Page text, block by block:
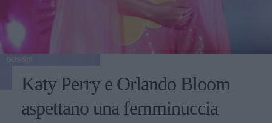
Katy Perry e Orlando Bloom
aspettano una femminuccia